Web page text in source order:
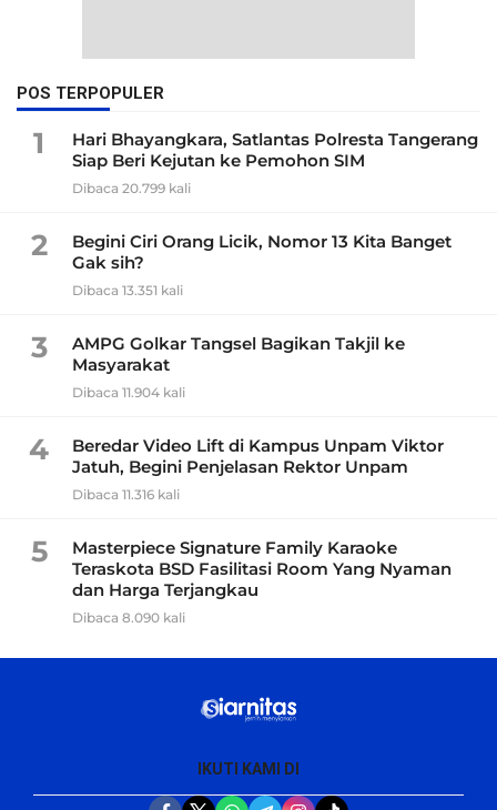
POS TERPOPULER
1
Hari Bhayangkara, Satlantas Polresta Tangerang
Siap Beri Kejutan ke Pemohon SIM
Dibaca 20.799 kali
2
Begini Ciri Orang Licik, Nomor 13 Kita Banget
Gak sih?
Dibaca 13.351 kali
3
AMPG Golkar Tangsel Bagikan Takjil ke
Masyarakat
Dibaca 11.904 kali
4
Beredar Video Lift di Kampus Unpam Viktor
Jatuh, Begini Penjelasan Rektor Unpam
Dibaca 11.316 kali
5
Masterpiece Signature Family Karaoke
Teraskota BSD Fasilitasi Room Yang Nyaman
dan Harga Terjangkau
Dibaca 8.090 kali
IKUTI KAMI DI